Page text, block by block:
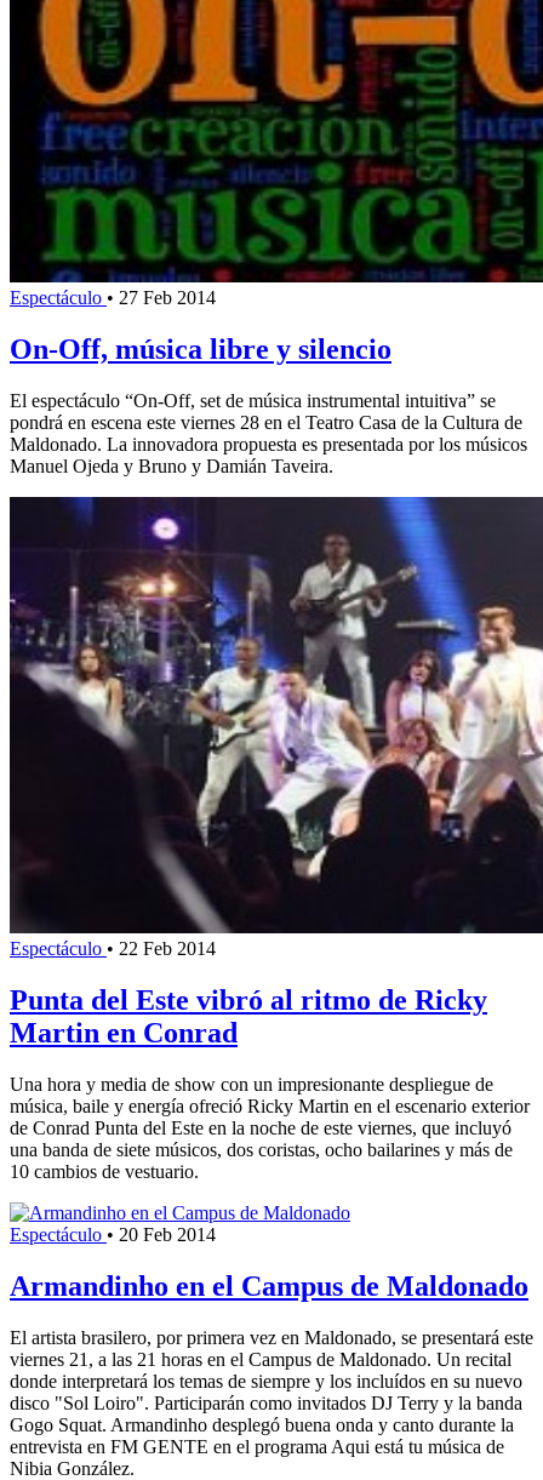
Espectáculo • 27 Feb 2014
On-Off, música libre y silencio
El espectáculo “On-Off, set de música instrumental intuitiva” se
pondrá en escena este viernes 28 en el Teatro Casa de la Cultura de
Maldonado. La innovadora propuesta es presentada por los músicos
Manuel Ojeda y Bruno y Damián Taveira.
Espectáculo • 22 Feb 2014
Punta del Este vibró al ritmo de Ricky
Martin en Conrad
Una hora y media de show con un impresionante despliegue de
música, baile y energía ofreció Ricky Martin en el escenario exterior
de Conrad Punta del Este en la noche de este viernes, que incluyó
una banda de siete músicos, dos coristas, ocho bailarines y más de
10 cambios de vestuario.
Espectáculo • 20 Feb 2014
Armandinho en el Campus de Maldonado
El artista brasilero, por primera vez en Maldonado, se presentará este
viernes 21, a las 21 horas en el Campus de Maldonado. Un recital
donde interpretará los temas de siempre y los incluídos en su nuevo
disco "Sol Loiro". Participarán como invitados DJ Terry y la banda
Gogo Squat. Armandinho desplegó buena onda y canto durante la
entrevista en FM GENTE en el programa Aqui está tu música de
Nibia González.